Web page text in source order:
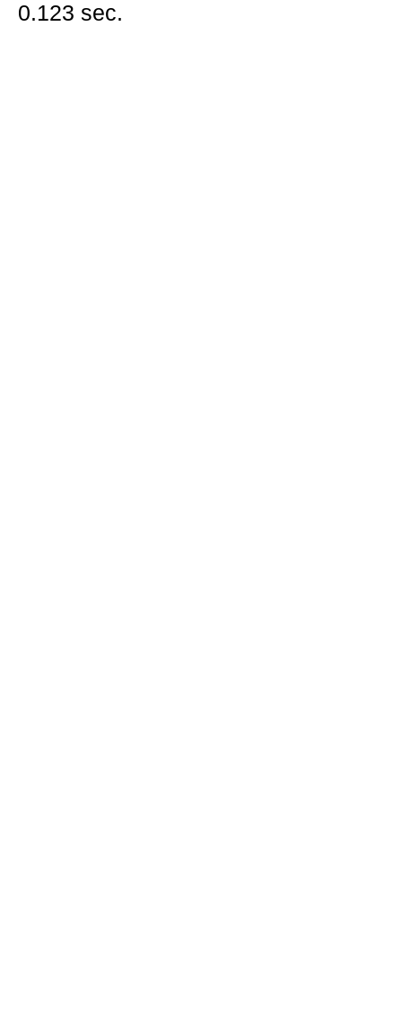
0.123 sec.